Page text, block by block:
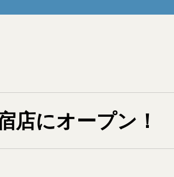
店にオープン！